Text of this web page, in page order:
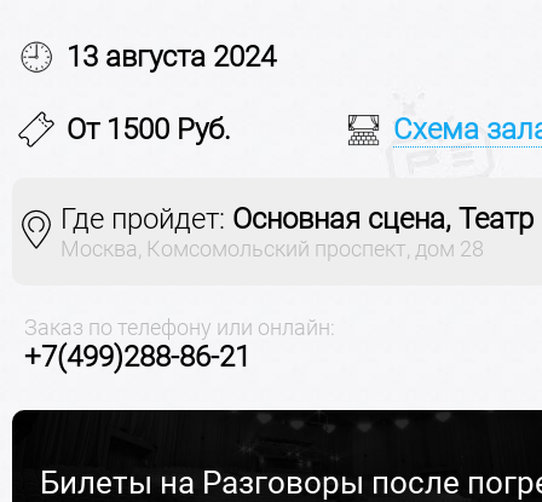
13 августа 2024
От 1500 Руб. Схема
Где пройдет: Основная сцена,
Москва, Комсомольский проспект, дом 28
Заказ по телефону или онлайн:
+7(499)288-86-21
Билеты на Разговоры после